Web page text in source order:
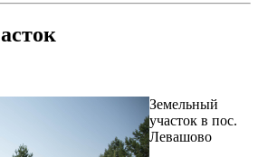
Земельный
участок в пос.
Левашово